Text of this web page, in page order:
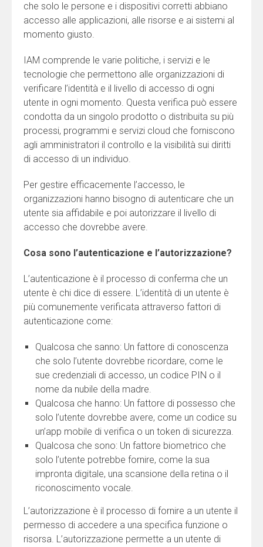
che solo le persone e i dispositivi corretti abbiano
accesso alle applicazioni, alle risorse e ai sistemi al
momento giusto.
IAM comprende le varie politiche, i servizi e le
tecnologie che permettono alle organizzazioni di
verificare l’identità e il livello di accesso di ogni
utente in ogni momento. Questa verifica può essere
condotta da un singolo prodotto o distribuita su più
processi, programmi e servizi cloud che forniscono
agli amministratori il controllo e la visibilità sui diritti
di accesso di un individuo.
Per gestire efficacemente l’accesso, le
organizzazioni hanno bisogno di autenticare che un
utente sia affidabile e poi autorizzare il livello di
accesso che dovrebbe avere.
Cosa sono l’autenticazione e l’autorizzazione?
L’autenticazione è il processo di conferma che un
utente è chi dice di essere. L’identità di un utente è
più comunemente verificata attraverso fattori di
autenticazione come:
Qualcosa che sanno: Un fattore di conoscenza
che solo l’utente dovrebbe ricordare, come le
sue credenziali di accesso, un codice PIN o il
nome da nubile della madre.
Qualcosa che hanno: Un fattore di possesso che
solo l’utente dovrebbe avere, come un codice su
un’app mobile di verifica o un token di sicurezza.
Qualcosa che sono: Un fattore biometrico che
solo l’utente potrebbe fornire, come la sua
impronta digitale, una scansione della retina o il
riconoscimento vocale.
L’autorizzazione è il processo di fornire a un utente il
permesso di accedere a una specifica funzione o
risorsa. L’autorizzazione permette a un utente di